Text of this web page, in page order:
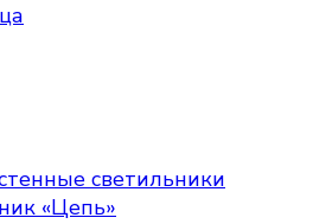
светильники
«Цепь»